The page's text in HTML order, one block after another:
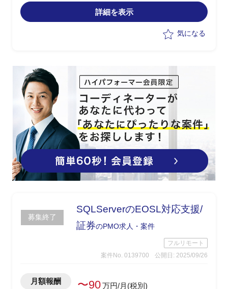
・FY26にEOSLを迎える機器の把握と対
・Excel機能を使った予実管理表の作成
・SW構成管理の妥当性のチェック
・環境/削除WBSの精査
詳細を表示
気になる
募集終了
SQLServerのEOSL対応支援/
証券のPMO求人・案件
フルリモート
案件No. 0139700
公開日: 2025/09/26
月額報酬 〜90万円/月(税別)